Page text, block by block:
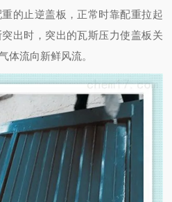
的止逆盖板，正常时靠配重拉起
出时，突出的瓦斯压力使盖板关
体流向新鲜风流。